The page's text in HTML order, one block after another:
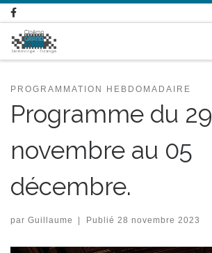
PROGRAMMATION HEBDOMADAIRE
Programme du 29
novembre au 05
décembre.
par Guillaume | Publié 28 novembre 2023